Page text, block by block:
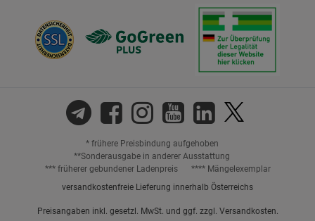
* frühere Preisbindung aufgehoben
**Sonderausgabe in anderer Ausstattung
*** früherer gebundener Ladenpreis
**** Mängelexemplar
versandkostenfreie Lieferung innerhalb Österreichs
Preisangaben inkl. gesetzl. MwSt. und ggf. zzgl. Versandkosten.